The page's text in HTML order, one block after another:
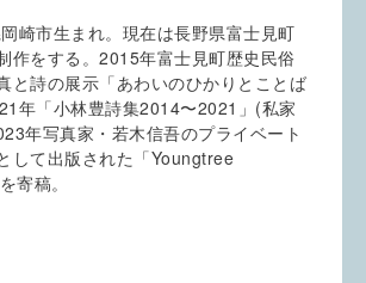
崎市生まれ。現在は長野県富士見町
作をする。2015年富士見町歴史民俗
と詩の展示「あわいのひかりとことば
年「小林豊詩集2014〜2021」(私家
年写真家・若木信吾のプライベート
して出版された「Youngtree
寄稿。